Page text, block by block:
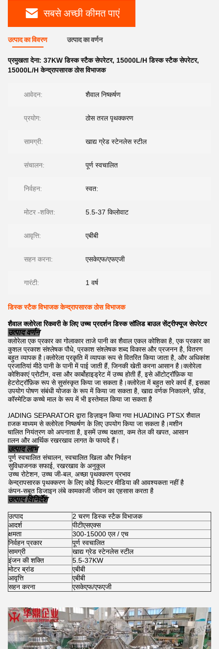
सबसे अच्छी कीमत पाएं
उत्पाद का विवरण उत्पाद का वर्णन
प्रमुखता देना: 37KW डिस्क स्टैक सेपरेटर, 15000L/H डिस्क स्टैक सेपरेटर,
15000L/H केन्द्रापसारक ठोस विभाजक
आवेदन: शैवाल निष्कर्षण
प्रयोग: ठोस तरल पृथक्करण
सामग्री: खाद्य ग्रेड स्टेनलेस स्टील
संचालन: पूर्ण स्वचालित
निर्वहन: स्वत:
मोटर -शक्ति: 5.5-37 किलोवाट
आवृत्ति: एबीबी
सहन करना: एसकेएफ/एफएजी
गारंटी: 1 वर्ष
डिस्क स्टैक विभाजक केन्द्रापसारक ठोस विभाजक
शैवाल क्लोरेला रिकवरी के लिए उच्च प्रदर्शन डिस्क सॉलिड बाउल सेंट्रीफ्यूज सेपरेटर
उत्पाद वर्णन
क्लोरेला एक प्रकार का गोलाकार ताजे पानी का शैवाल एकल कोशिका है, एक प्रकार का
कुशल प्रकाश संश्लेषक पौधे, प्रकाश संश्लेषक शब्द विकास और प्रजनन है, वितरण
बहुत व्यापक है।क्लोरेला प्रकृति में व्यापक रूप से वितरित किया जाता है, और अधिकांश
प्रजातियां मीठे पानी के पानी में पाई जाती हैं, जिनकी खेती करना आसान है।क्लोरेला
कोशिकाएं प्रोटीन, वसा और कार्बोहाइड्रेट में उच्च होती हैं, इसे ऑटोट्रॉफ़िक या
हेटरोट्रॉफ़िक रूप से सुसंस्कृत किया जा सकता है।क्लोरेला में बहुत सारे कार्य हैं, इसका
उपयोग पोषण संबंधी योजक के रूप में किया जा सकता है, खाद्य वर्णक निकालने, फ़ीड,
कॉस्मेटिक कच्चे माल के रूप में भी इस्तेमाल किया जा सकता है
HUADING SEPARATOR द्वारा डिज़ाइन किया गया HUADING PTSX शैवाल
विभाजक माध्यम से क्लोरेला निष्कर्षण के लिए उपयोग किया जा सकता है।मशीन
स्वचालित नियंत्रण को अपनाता है, इसमें उच्च दक्षता, कम तेल की खपत, आसान
संचालन और आर्थिक रखरखाव लागत के फायदे हैं।
उत्पाद लाभ
पूर्ण स्वचालित संचालन, स्वचालित खिला और निर्वहन
सुविधाजनक सफाई, रखरखाव के अनुकूल
उच्च रोटेशन, उच्च जी-बल, अच्छा पृथक्करण प्रभाव
केन्द्रापसारक पृथक्करण के लिए कोई फिल्टर मीडिया की आवश्यकता नहीं है
कंपन-सबूत डिजाइन लंबे कामकाजी जीवन का एहसास करता है
उत्पाद विनिर्देश
उत्पाद
2 चरण डिस्क स्टैक विभाजक
आदर्श
पीटीएसएक्स
क्षमता
300-15000 एल / एच
निर्वहन प्रकार
पूर्ण स्वचालित
सामग्री
खाद्य ग्रेड स्टेनलेस स्टील
इंजन की शक्ति
5.5-37KW
मोटर ब्रांड
एबीबी
आवृत्ति
एबीबी
सहन करना
एसकेएफ/एफएजी